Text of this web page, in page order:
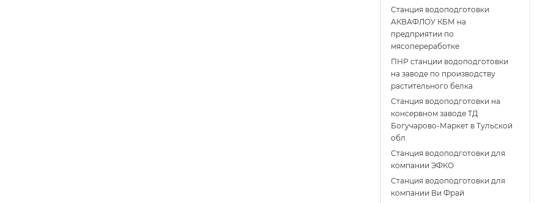
Станция водоподготовки
АКВАФЛОУ КБМ на
предприятии по
мясопереработке
ПНР станции водоподготовки
на заводе по производству
растительного белка
Станция водоподготовки на
консервном заводе ТД
Богучарово-Маркет в Тульской
обл.
Станция водоподготовки для
компании ЭФКО
Станция водоподготовки для
компании Ви Фрай